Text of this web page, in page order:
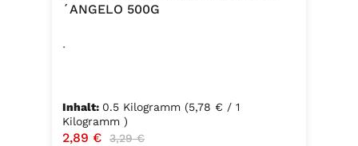
´ANGELO 500G
.
Inhalt: 0.5 Kilogramm (5,78 € / 1
Kilogramm )
Verkaufspreis:
2,89 € Regulärer Preis:
3,29 €